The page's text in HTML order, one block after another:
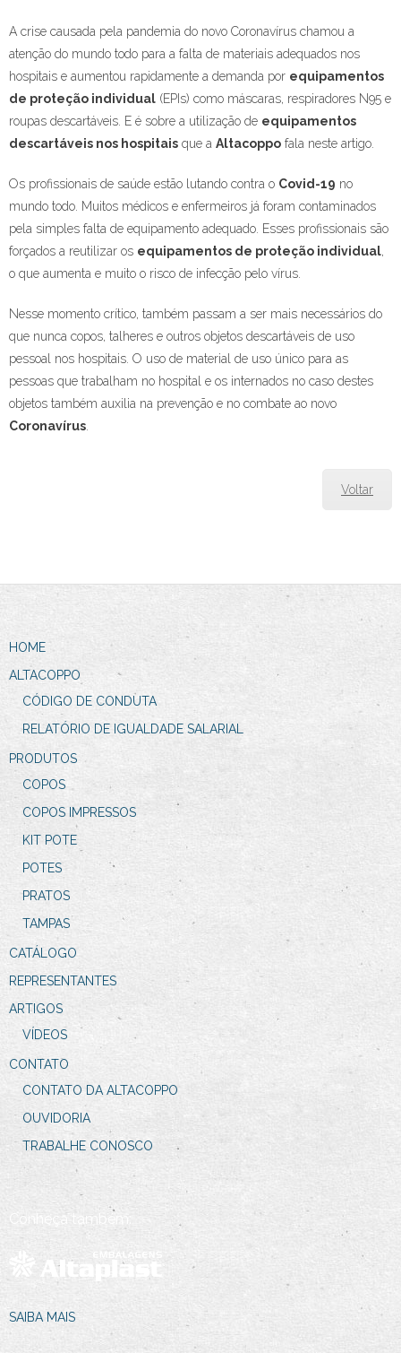
A crise causada pela pandemia do novo Coronavírus chamou a
atenção do mundo todo para a falta de materiais adequados nos
hospitais e aumentou rapidamente a demanda por equipamentos
de proteção individual (EPIs) como máscaras, respiradores N95 e
roupas descartáveis. E é sobre a utilização de equipamentos
descartáveis nos hospitais que a Altacoppo fala neste artigo.
Os profissionais de saúde estão lutando contra o Covid-19 no
mundo todo. Muitos médicos e enfermeiros já foram contaminados
pela simples falta de equipamento adequado. Esses profissionais são
forçados a reutilizar os equipamentos de proteção individual
o que aumenta e muito o risco de infecção pelo vírus.
Nesse momento crítico, também passam a ser mais necessários do
que nunca copos, talheres e outros objetos descartáveis de uso
pessoal nos hospitais. O uso de material de uso único para as
pessoas que trabalham no hospital e os internados no caso destes
objetos também auxilia na prevenção e no combate ao novo
Coronavírus
Voltar
HOME
ALTACOPPO
CÓDIGO DE CONDUTA
RELATÓRIO DE IGUALDADE SALARIAL
PRODUTOS
COPOS
COPOS IMPRESSOS
KIT POTE
POTES
PRATOS
TAMPAS
CATÁLOGO
REPRESENTANTES
ARTIGOS
VÍDEOS
CONTATO
CONTATO DA ALTACOPPO
OUVIDORIA
TRABALHE CONOSCO
Conheça também:
SAIBA MAIS